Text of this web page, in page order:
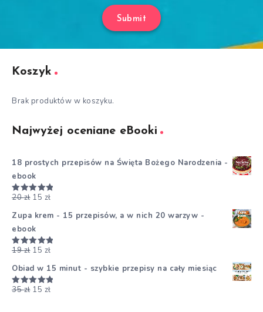
Submit
Koszyk
Brak produktów w koszyku.
Najwyżej oceniane eBooki
18 prostych przepisów na Święta Bożego Narodzenia -
ebook
Oceniono
20zł 15 zł
Zupa krem - 15 przepisów, a w nich 20 warzyw -
ebook
Oceniono
19zł 15 zł
Obiad w 15 minut - szybkie przepisy na cały miesiąc
Oceniono
35zł 15 zł